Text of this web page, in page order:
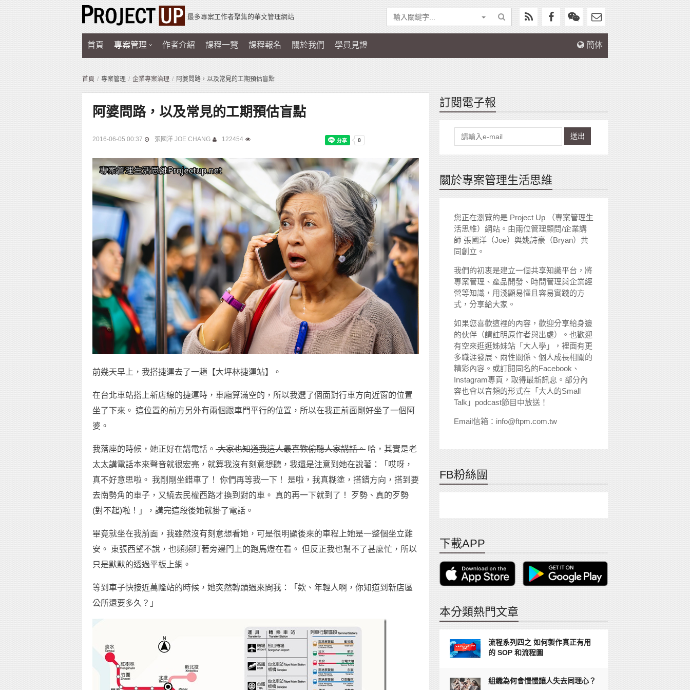
最多專案工作者聚集的華文管理網站
首頁 專案管理 作者介紹 課程一覽 課程報名 關於我們 學員見證 簡体
首頁 專案管理 企業專案治理 阿婆問路，以及常見的工期預估盲點
阿婆問路，以及常見的工期預估盲點
2016-06-05 00:37 張國洋 JOE CHANG 122454
前幾天早上，我搭捷運去了一趟【大坪林捷運站】。
在台北車站搭上新店線的捷運時，車廂算滿空的，所以我選了個面對行車方向近窗的位置
坐了下來。 這位置的前方另外有兩個跟車門平行的位置，所以在我正前面剛好坐了一個阿
婆。
我落座的時候，她正好在講電話。 大家也知道我這人最喜歡偷聽人家講話。 哈，其實是老
太太講電話本來聲音就很宏亮，就算我沒有刻意想聽，我還是注意到她在說著：「哎呀，
真不好意思啦。 我剛剛坐錯車了！ 你們再等我一下！ 是啦，我真糊塗，搭錯方向，搭到要
去南勢角的車子，又繞去民權西路才換到對的車。 真的再一下就到了！ 歹勢、真的歹勢
(對不起)啦！」，講完這段後她就掛了電話。
畢竟就坐在我前面，我雖然沒有刻意想看她，可是很明顯後來的車程上她是一整個坐立難
安。 東張西望不說，也頻頻盯著旁邊門上的跑馬燈在看。 但反正我也幫不了甚麼忙，所以
只是默默的透過平板上網。
等到車子快接近萬隆站的時候，她突然轉頭過來問我：「欸、年輕人啊，你知道到新店區
公所還要多久？」
訂閱電子報
送出
關於專案管理生活思維
您正在瀏覽的是 Project Up （專案管理生
活思維）網站。由兩位管理顧問/企業講
師 張國洋（Joe）與姚詩豪（Bryan）共
同創立。
我們的初衷是建立一個共享知識平台，將
專案管理、產品開發、時間管理與企業經
營等知識，用淺顯易懂且容易實踐的方
式，分享給大家。
如果您喜歡這裡的內容，歡迎分享給身邊
的伙伴（請註明原作者與出處）。也歡迎
有空來逛逛姊妹站「大人學」，裡面有更
多職涯發展、兩性關係、個人成長相關的
精彩內容。或訂閱同名的Facebook、
Instagram專頁，取得最新訊息。部分內
容也會以音頻的形式在「大人的Small
Talk」podcast節目中放送！
Email信箱：info@ftpm.com.tw
FB粉絲團
下載APP
本分類熱門文章
流程系列四之 如何製作真正有用
的 SOP 和流程圖
組織為何會慢慢讓人失去同理心？